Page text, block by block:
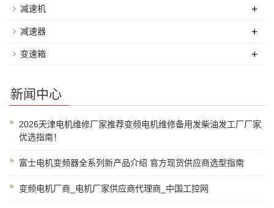
减速机 +
减速器 +
变速箱 +
新闻中心
2026天津电机维修厂家推荐变频电机维修备用发柴油发工厂厂家
优选指南！
富士电机变频器全系列新产品介绍 官方现货供应商选型指南
变频电机厂商_电机厂家供应商代理商_中国工控网